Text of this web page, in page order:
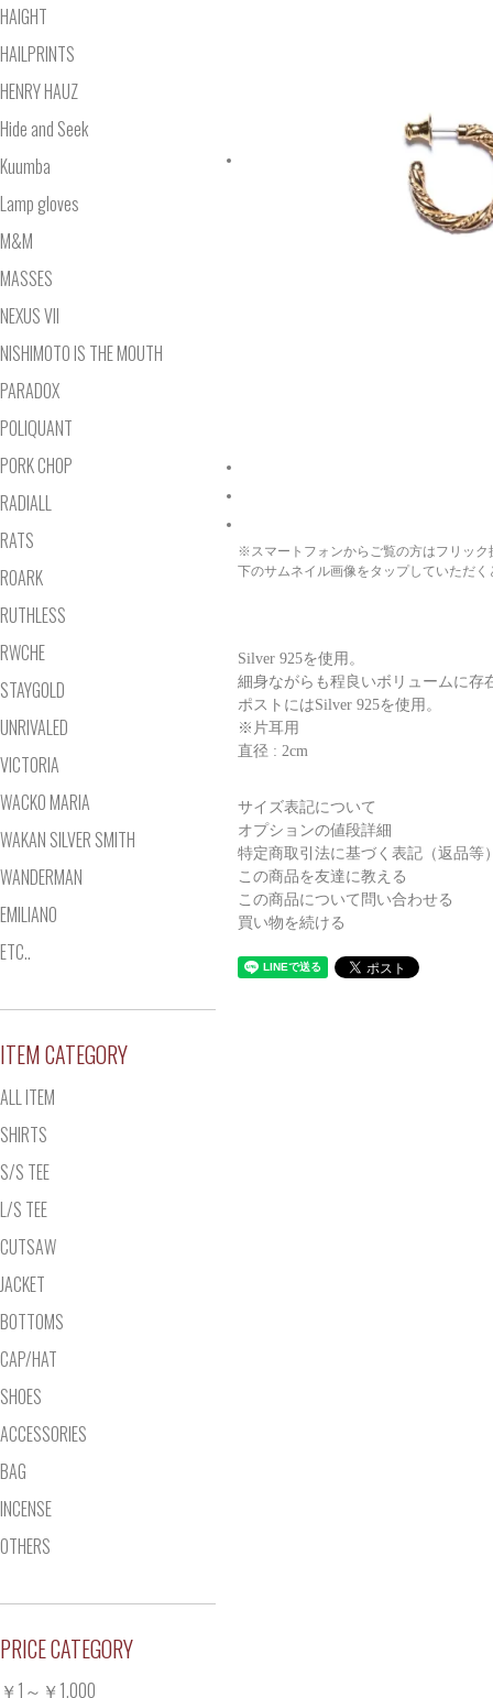
※スマートフォンからご覧の方はフリック
下のサムネイル画像をタップしていただ
Silver 925を使用。
細身ながらも程良いボリュームに存
ポストにはSilver 925を使用。
※片耳用
直径 : 2cm
サイズ表記について
オプションの値段詳細
特定商取引法に基づく表記（返品等
この商品を友達に教える
この商品について問い合わせる
買い物を続ける
HAIGHT
HAILPRINTS
HENRY HAUZ
Hide and Seek
Kuumba
Lamp gloves
M&M
MASSES
NEXUS VII
NISHIMOTO IS THE MOUTH
PARADOX
POLIQUANT
PORK CHOP
RADIALL
RATS
ROARK
RUTHLESS
RWCHE
STAYGOLD
UNRIVALED
VICTORIA
WACKO MARIA
WAKAN SILVER SMITH
WANDERMAN
EMILIANO
ETC..
ITEM CATEGORY
ALL ITEM
SHIRTS
S/S TEE
L/S TEE
CUTSAW
JACKET
BOTTOMS
CAP/HAT
SHOES
ACCESSORIES
BAG
INCENSE
OTHERS
PRICE CATEGORY
￥1～￥1,000